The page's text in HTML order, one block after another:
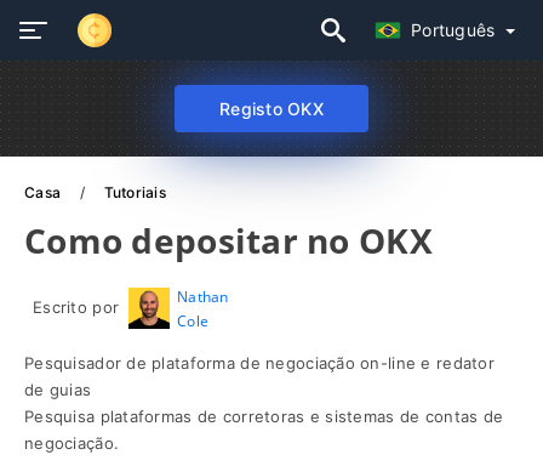
Português
Registo OKX
Casa Tutoriais
Como depositar no OKX
Escrito por
Nathan
Cole
Pesquisador de plataforma de negociação on-line e redator
de guias
Pesquisa plataformas de corretoras e sistemas de contas de
negociação.